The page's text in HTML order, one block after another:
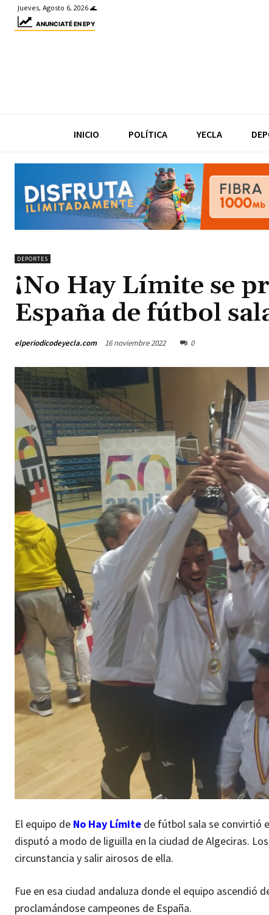
Jueves, Agosto 6, 2026 🌊
ANUNCIATÉ EN EPY
INICIO POLÍTICA YECLA
DEPORTES
¡No Hay Límite se
España de fútbol
elperiodicodeyecla.com 16 noviembre 2022 0
El equipo de No Hay Límite de fútbol sala se convirtió
disputó a modo de liguilla en la ciudad de Algeciras.
circunstancia y salir airosos de ella.
Fue en esa ciudad andaluza donde el equipo ascendió
proclamándose campeones de España.